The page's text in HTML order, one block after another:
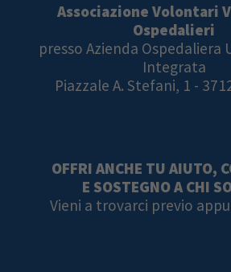
Associazione Volontari
Ospedalieri
presso Azienda Ospedaliera
Integrata
Piazzale A. Stefani, 1 -
OFFRI ANCHE TU AIUTO,
E SOSTEGNO A CHI
Vieni a trovarci previo